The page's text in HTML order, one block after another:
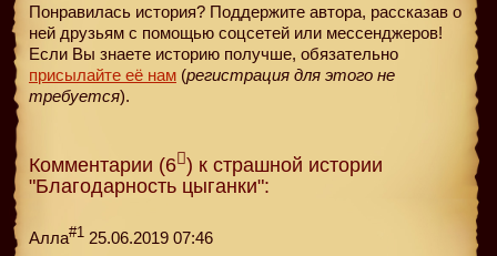
Понравилась история? Поддержите автора, рассказав о
ней друзьям с помощью соцсетей или мессенджеров!
Если Вы знаете историю получше, обязательно
присылайте её нам (регистрация для этого не
требуется).
Комментарии (6 ) к страшной истории
"Благодарность цыганки":
Алла#1 25.06.2019 07:46